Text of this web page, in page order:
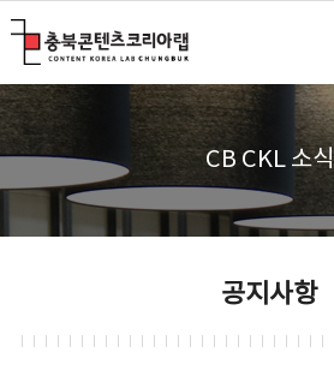
CB CKL 소식
공지사항